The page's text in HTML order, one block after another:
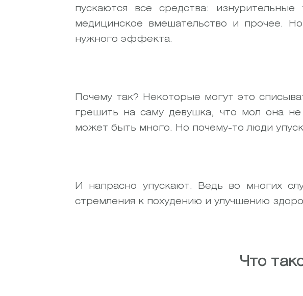
пускаются все средства:
медицинское вмешательство и прочее.
нужного эффекта.
Почему так? Некоторые могут это
грешить на саму девушка, что мол она
может быть много. Но почему-то люди
И напрасно упускают. Ведь во многих
стремления к похудению и улучшению
Что